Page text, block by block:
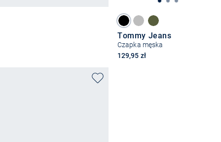
Tommy Jeans
Czapka męska
129,95 zł